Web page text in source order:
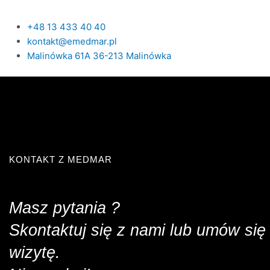
+48 13 433 40 40
kontakt@emedmar.pl
Malinówka 61A 36-213 Malinówka
KONTAKT Z MEDMAR
Masz pytania ?
Skontaktuj się z nami lub umów się
wizytę.